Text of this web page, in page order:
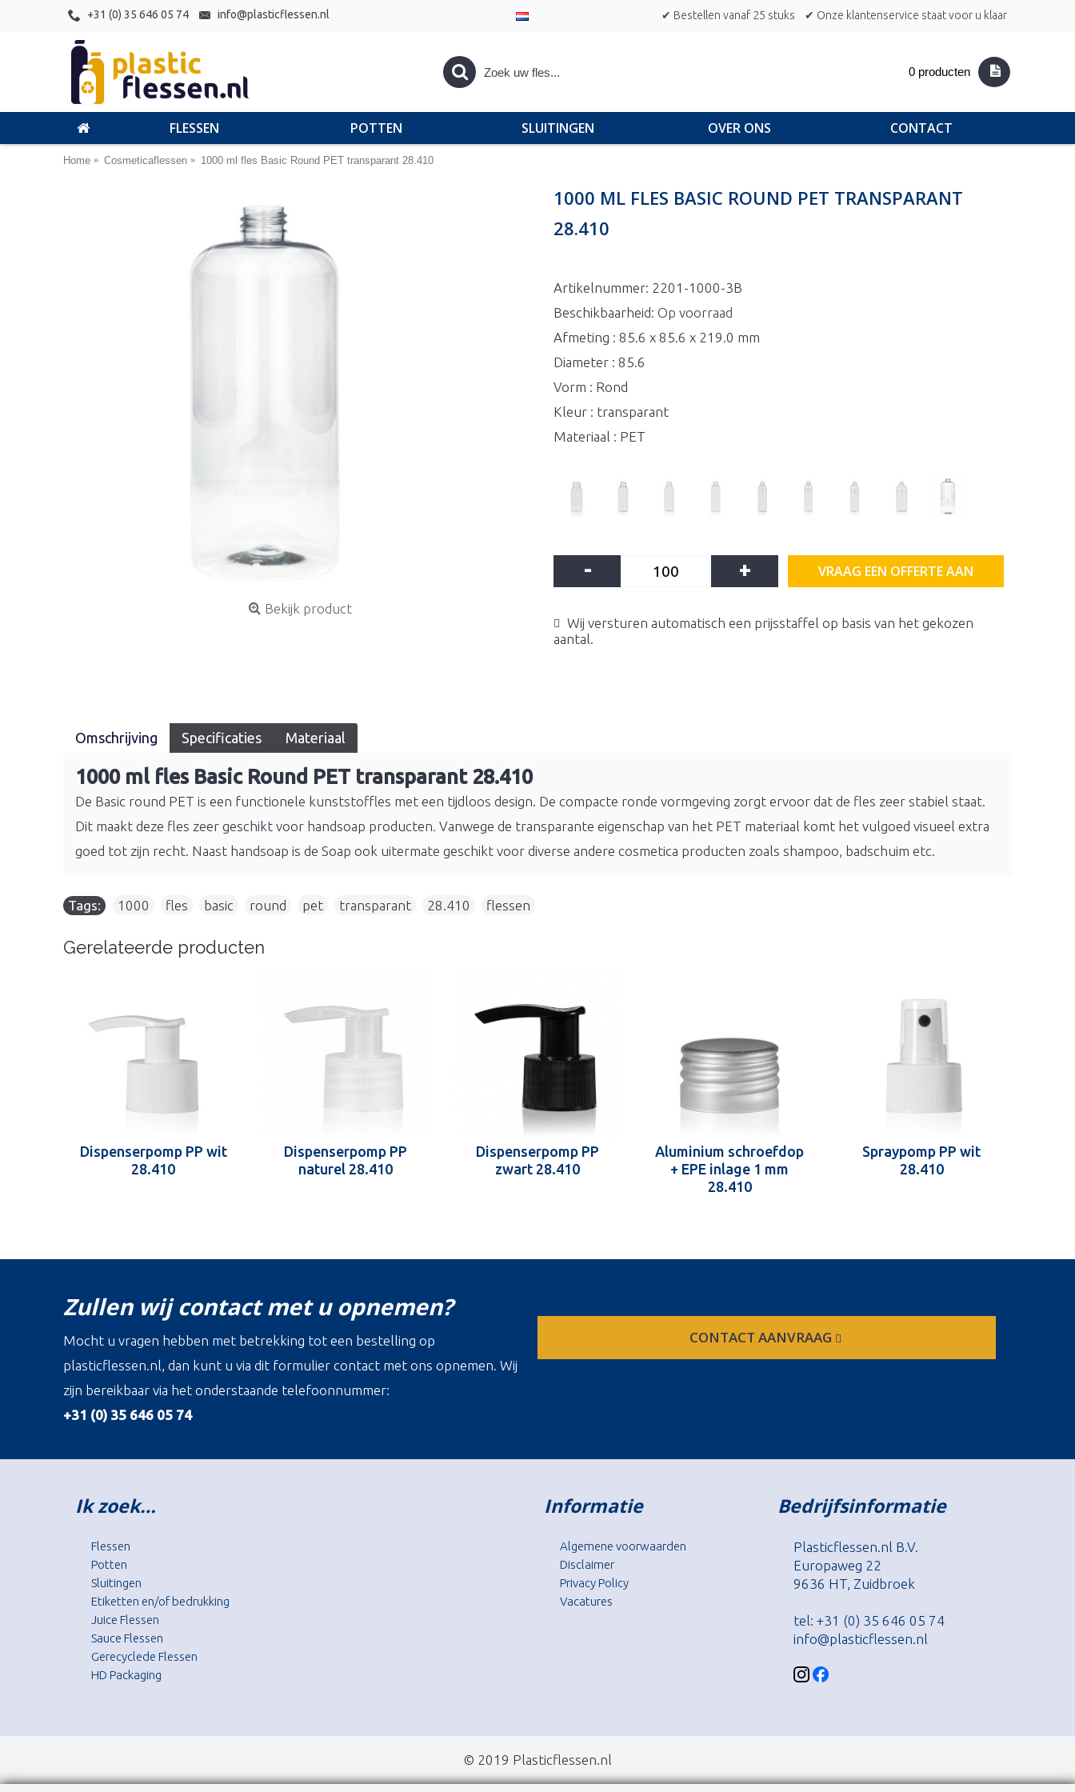
+31 (0) 35 646 05 74 info@plasticflessen.nl ✔ Bestellen vanaf 25 stuks ✔ Onze klantenservice staat voor u klaar
0 producten
FLESSEN POTTEN SLUITINGEN OVER ONS CONTACT
Home Cosmeticaflessen 1000 ml fles Basic Round PET transparant 28.410
Bekijk product
1000 ML FLES BASIC ROUND PET TRANSPARANT
28.410
Artikelnummer: 2201-1000-3B
Beschikbaarheid: Op voorraad
Afmeting : 85.6 x 85.6 x 219.0 mm
Diameter : 85.6
Vorm : Rond
Kleur : transparant
Materiaal : PET
- + VRAAG EEN OFFERTE AAN
Wij versturen automatisch een prijsstaffel op basis van het gekozen
aantal.
Omschrijving Specificaties Materiaal
1000 ml fles Basic Round PET transparant 28.410
De Basic round PET is een functionele kunststoffles met een tijdloos design. De compacte ronde vormgeving zorgt ervoor dat de fles zeer stabiel staat.
Dit maakt deze fles zeer geschikt voor handsoap producten. Vanwege de transparante eigenschap van het PET materiaal komt het vulgoed visueel extra
goed tot zijn recht. Naast handsoap is de Soap ook uitermate geschikt voor diverse andere cosmetica producten zoals shampoo, badschuim etc.
Tags: 1000 fles basic round pet transparant 28.410 flessen
Gerelateerde producten
Dispenserpomp PP wit
28.410
Dispenserpomp PP
naturel 28.410
Dispenserpomp PP
zwart 28.410
Aluminium schroefdop
+ EPE inlage 1 mm
28.410
Spraypomp PP wit
28.410
Zullen wij contact met u opnemen?
Mocht u vragen hebben met betrekking tot een bestelling op
plasticflessen.nl, dan kunt u via dit formulier contact met ons opnemen. Wij
zijn bereikbaar via het onderstaande telefoonnummer:
+31 (0) 35 646 05 74
CONTACT AANVRAAG
Ik zoek…
Flessen
Potten
Sluitingen
Etiketten en/of bedrukking
Juice Flessen
Sauce Flessen
Gerecyclede Flessen
HD Packaging
Informatie
Algemene voorwaarden
Disclaimer
Privacy Policy
Vacatures
Bedrijfsinformatie
Plasticflessen.nl B.V.
Europaweg 22
9636 HT, Zuidbroek
tel: +31 (0) 35 646 05 74
info@plasticflessen.nl
© 2019 Plasticflessen.nl